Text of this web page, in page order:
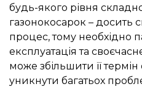
будь-якого рівня
газонокосарок – досить
процес, тому необхідно
експлуатація та
може збільшити її
уникнути багатьох